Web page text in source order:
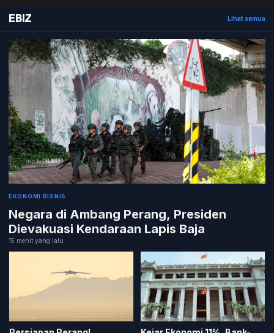
EBIZ Lihat semua
EKONOMI BISNIS
Negara di Ambang Perang, Presiden
Dievakuasi Kendaraan Lapis Baja
15 menit yang lalu